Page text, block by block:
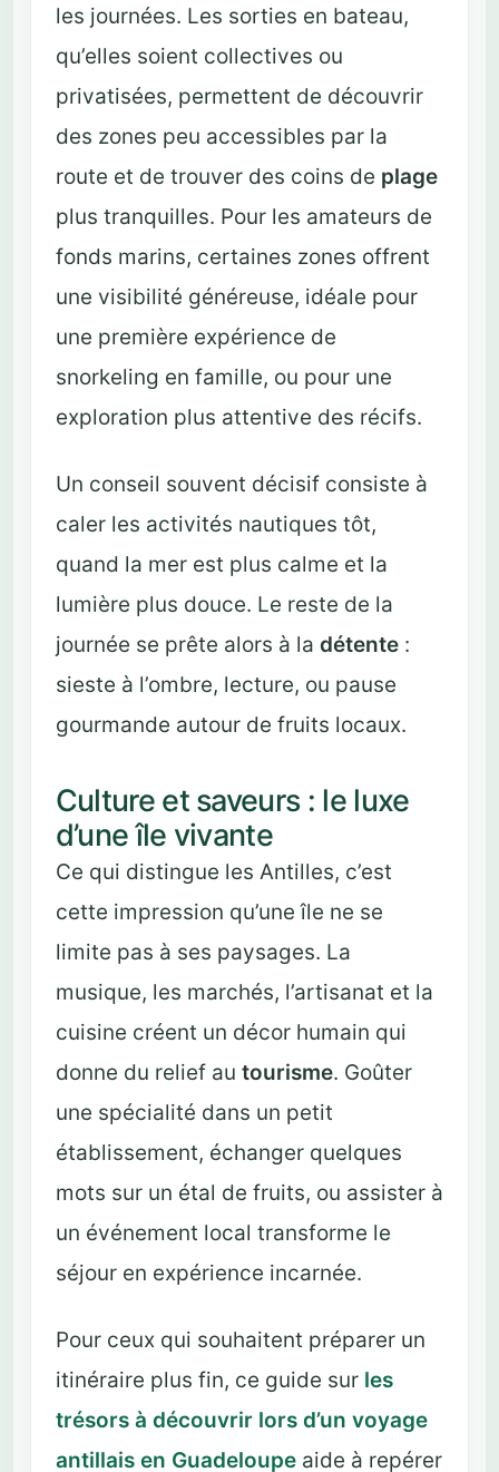
les journées. Les sorties en bateau,
qu’elles soient collectives ou
privatisées, permettent de découvrir
des zones peu accessibles par la
route et de trouver des coins de plage
plus tranquilles. Pour les amateurs de
fonds marins, certaines zones offrent
une visibilité généreuse, idéale pour
une première expérience de
snorkeling en famille, ou pour une
exploration plus attentive des récifs.
Un conseil souvent décisif consiste à
caler les activités nautiques tôt,
quand la mer est plus calme et la
lumière plus douce. Le reste de la
journée se prête alors à la détente:
sieste à l’ombre, lecture, ou pause
gourmande autour de fruits locaux.
Culture et saveurs : le luxe
d’une île vivante
Ce qui distingue les Antilles, c’est
cette impression qu’une île ne se
limite pas à ses paysages. La
musique, les marchés, l’artisanat et la
cuisine créent un décor humain qui
donne du relief au tourisme. Goûter
une spécialité dans un petit
établissement, échanger quelques
mots sur un étal de fruits, ou assister à
un événement local transforme le
séjour en expérience incarnée.
Pour ceux qui souhaitent préparer un
itinéraire plus fin, ce guide sur les
trésors à découvrir lors d’un voyage
antillais en Guadeloupeaide à repérer